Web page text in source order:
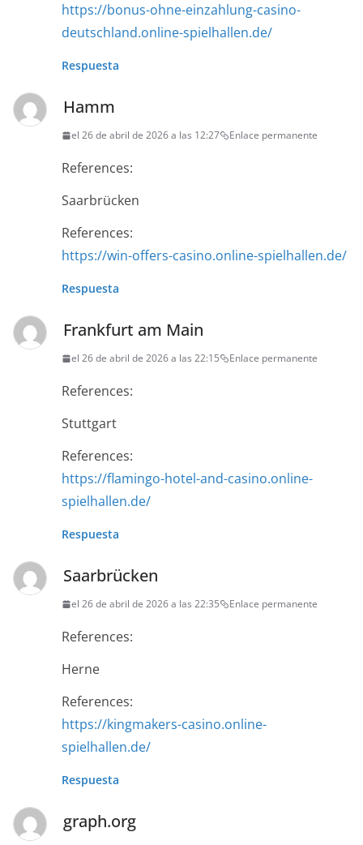
https://bonus-ohne-einzahlung-casino-
deutschland.online-spielhallen.de/
Respuesta
Hamm
el 26 de abril de 2026 a las 12:27 Enlace permanente
References:
Saarbrücken
References:
https://win-offers-casino.online-spielhallen.de/
Respuesta
Frankfurt am Main
el 26 de abril de 2026 a las 22:15 Enlace permanente
References:
Stuttgart
References:
https://flamingo-hotel-and-casino.online-
spielhallen.de/
Respuesta
Saarbrücken
el 26 de abril de 2026 a las 22:35 Enlace permanente
References:
Herne
References:
https://kingmakers-casino.online-
spielhallen.de/
Respuesta
graph.org